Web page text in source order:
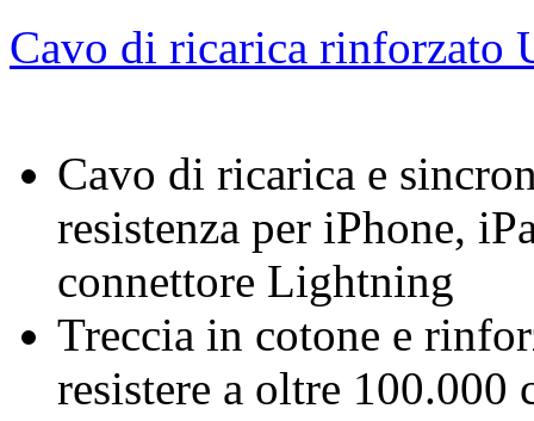
Cavo di ricarica rinforzato
Cavo di ricarica e
resistenza per iPhone,
connettore Lightning
Treccia in cotone e
resistere a oltre